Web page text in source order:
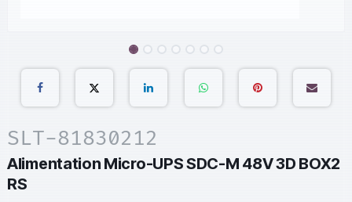
SLT-81830212
Alimentation Micro-UPS SDC-M 48V 3D BOX2
RS